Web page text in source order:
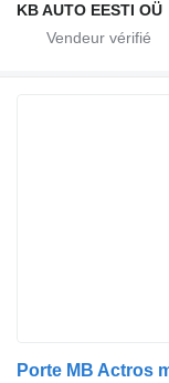
KB AUTO EESTI OÜ